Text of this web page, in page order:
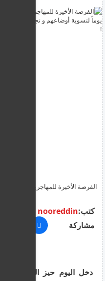
كتب:nooreddin
مشاركة
دخل اليوم حيز التنفيذ